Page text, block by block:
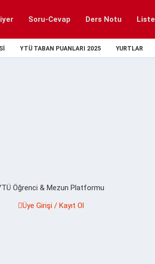
Soru-Cevap Ders Notu Liste
YTÜ TABAN PUANLARI 2025 YURTLAR
Öğrenci & Mezun Platformu
Üye Girişi / Kayıt Ol